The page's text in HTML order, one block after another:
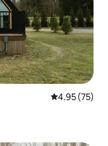
คะแนนเฉลี่ย
4.95 (75)